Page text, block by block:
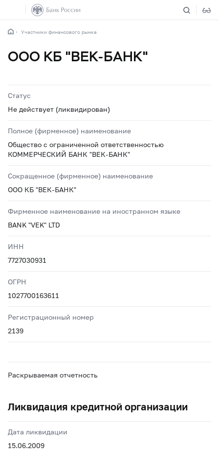
Участники финансового рынка
ООО КБ "ВЕК-БАНК"
Статус
Не действует (ликвидирован)
Полное (фирменное) наименование
Общество с ограниченной ответственностью
КОММЕРЧЕСКИЙ БАНК "ВЕК-БАНК"
Сокращенное (фирменное) наименование
ООО КБ "ВЕК-БАНК"
Фирменное наименование на иностранном языке
BANK "VEK" LTD
ИНН
7727030931
ОГРН
1027700163611
Регистрационный номер
2139
Раскрываемая отчетность
Ликвидация кредитной организации
Дата ликвидации
15.06.2009